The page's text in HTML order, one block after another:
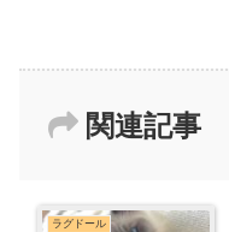
関連記事
ラグドール